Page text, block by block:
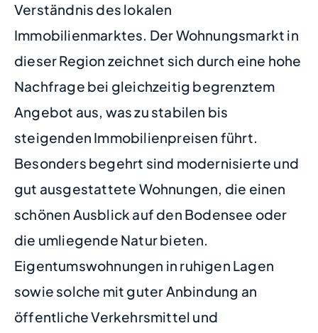
Verständnis des lokalen
Immobilienmarktes. Der Wohnungsmarkt in
dieser Region zeichnet sich durch eine hohe
Nachfrage bei gleichzeitig begrenztem
Angebot aus, was zu stabilen bis
steigenden Immobilienpreisen führt.
Besonders begehrt sind modernisierte und
gut ausgestattete Wohnungen, die einen
schönen Ausblick auf den Bodensee oder
die umliegende Natur bieten.
Eigentumswohnungen in ruhigen Lagen
sowie solche mit guter Anbindung an
öffentliche Verkehrsmittel und